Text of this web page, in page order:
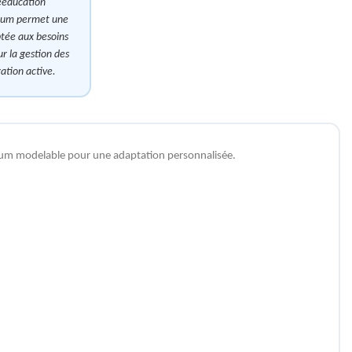
permet une
aux besoins
la gestion des
active.
modelable pour une adaptation personnalisée.